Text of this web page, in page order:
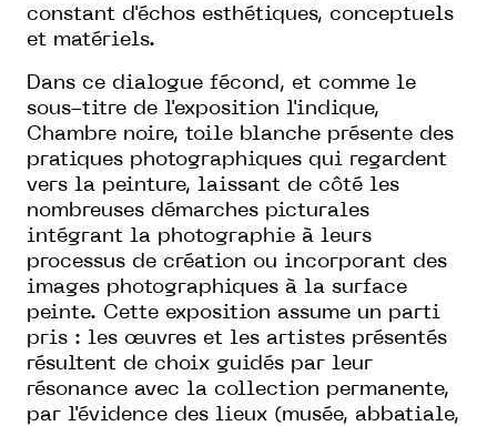
constant d'échos esthétiques, conceptuels
et matériels.
Dans ce dialogue fécond, et comme le
sous-titre de l'exposition l'indique,
Chambre noire, toile blanche présente des
pratiques photographiques qui regardent
vers la peinture, laissant de côté les
nombreuses démarches picturales
intégrant la photographie à leurs
processus de création ou incorporant des
images photographiques à la surface
peinte. Cette exposition assume un parti
pris : les œuvres et les artistes présentés
résultent de choix guidés par leur
résonance avec la collection permanente,
par l'évidence des lieux (musée, abbatiale,